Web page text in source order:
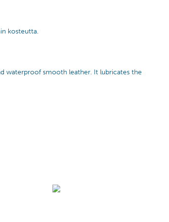
kosteutta.
waterproof smooth leather. It lubricates the